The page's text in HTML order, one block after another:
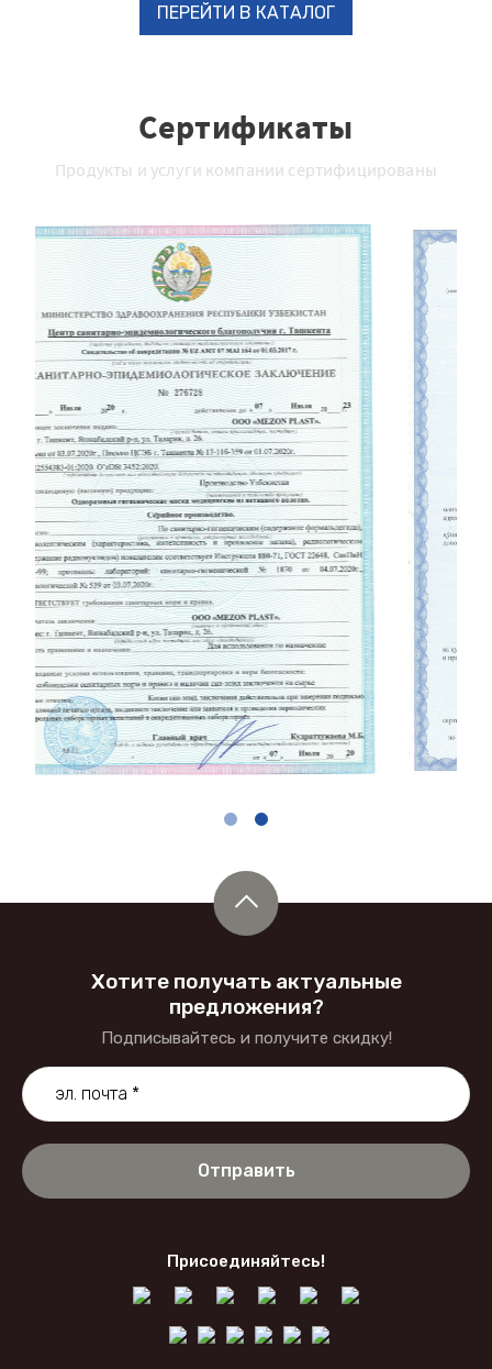
ПЕРЕЙТИ В КАТАЛОГ
Сертификаты
Продукты и услуги компании сертифицированы
Присоединяйтесь!
Хотите получать актуальные
предложения?
Подписывайтесь и получите скидку!
Отправить